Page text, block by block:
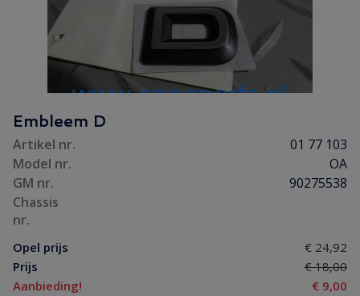
Embleem D
Artikel nr.
01 77 103
Model nr.
OA
GM nr.
90275538
Chassis
nr.
Opel prijs
€ 24,92
Prijs
€ 18,00
Aanbieding!
€ 9,00